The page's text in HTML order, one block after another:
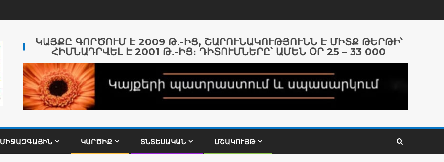
ԿԱՅՔԸ ԳՈՐԾՈՒՄ Է 2009 Թ․-ԻՑ, ՇԱՐՈՒՆԱԿՈՒԹՅՈՒՆՆ Է ՄԻՏՔ ԹԵՐԹԻ՝
ՀԻՄՆԱԴՐՎԵԼ Է 2001 Թ․-ԻՑ։ ԴԻՏՈՒՄՆԵՐԸ՝ ԱՄԵՆ ՕՐ 25 – 33 000
ՄԻՋԱԶԳԱՅԻՆ ԿԱՐԾԻՔ ՏՆՏԵՍԱԿԱՆ ՄՇԱԿՈՒՅԹ